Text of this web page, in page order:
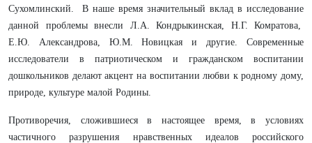
Сухомлинский. В наше время значительный вклад в исследование
данной проблемы внесли Л.А. Кондрыкинская, Н.Г. Комратова,
Е.Ю. Александрова, Ю.М. Новицкая и другие. Современные
исследователи в патриотическом и гражданском воспитании
дошкольников делают акцент на воспитании любви к родному дому,
природе, культуре малой Родины.
Противоречия, сложившиеся в настоящее время, в условиях
частичного разрушения нравственных идеалов российского